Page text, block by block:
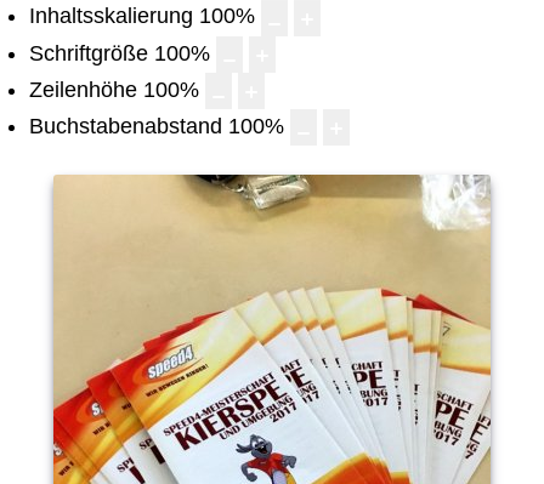
Inhaltsskalierung 100%
Schriftgröße 100%
Zeilenhöhe 100%
Buchstabenabstand 100%